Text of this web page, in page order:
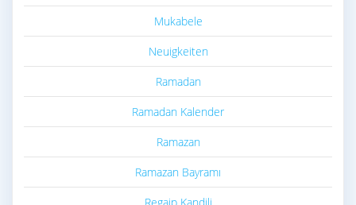
Mukabele
Neuigkeiten
Ramadan
Ramadan Kalender
Ramazan
Ramazan Bayramı